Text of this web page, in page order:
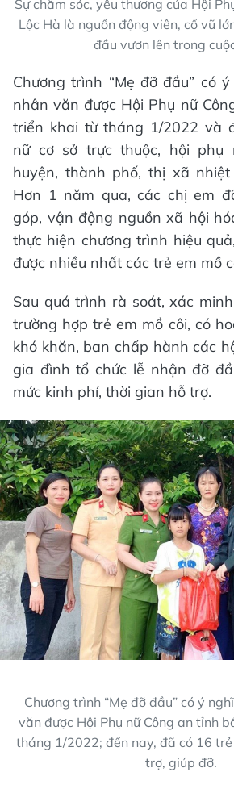
Sự chăm sóc, yêu thương của Hội
Lộc Hà là nguồn động viên, cổ vũ
đầu vươn lên trong
Chương trình “Mẹ đỡ đầu” có
nhân văn được Hội Phụ nữ
triển khai từ tháng 1/2022 và
nữ cơ sở trực thuộc, hội phụ
huyện, thành phố, thị xã
Hơn 1 năm qua, các chị em
góp, vận động nguồn xã hội
thực hiện chương trình hiệu
được nhiều nhất các trẻ em mồ
Sau quá trình rà soát, xác
trường hợp trẻ em mồ côi, có
khó khăn, ban chấp hành các
gia đình tổ chức lễ nhận đỡ
mức kinh phí, thời gian hỗ trợ.
Chương trình “Mẹ đỡ đầu” có ý
văn được Hội Phụ nữ Công an tỉnh
tháng 1/2022; đến nay, đã có 16 trẻ
trợ, giúp đỡ.